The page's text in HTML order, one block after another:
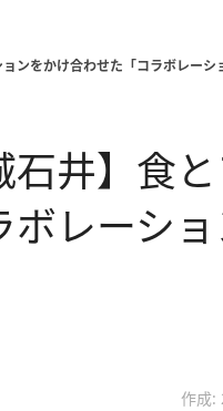
ンをかけ合わせた「コラボレー
石井】食
ボレーシ
作成: